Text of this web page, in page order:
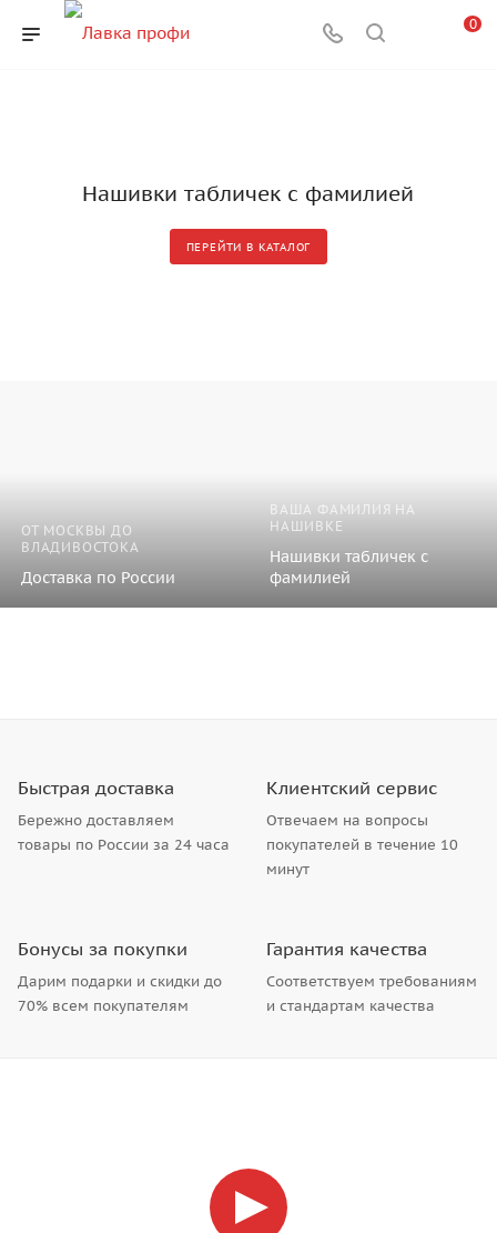
0
Нашивки табличек с фамилией
ПЕРЕЙТИ В КАТАЛОГ
ОТ МОСКВЫ ДО
ВЛАДИВОСТОКА
Доставка по России
ВАША ФАМИЛИЯ НА
НАШИВКЕ
Нашивки табличек с
фамилией
Быстрая доставка
Бережно доставляем
товары по России за 24 часа
Клиентский сервис
Отвечаем на вопросы
покупателей в течение 10
минут
Бонусы за покупки
Дарим подарки и скидки до
70% всем покупателям
Гарантия качества
Соответствуем требованиям
и стандартам качества